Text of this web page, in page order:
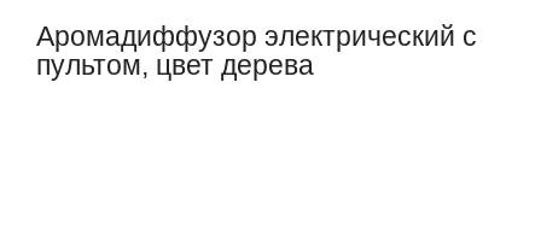
Аромадиффузор электрический с
пультом, цвет дерева